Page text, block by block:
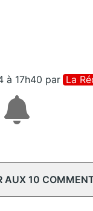
à 17h40 par La
AUX 10